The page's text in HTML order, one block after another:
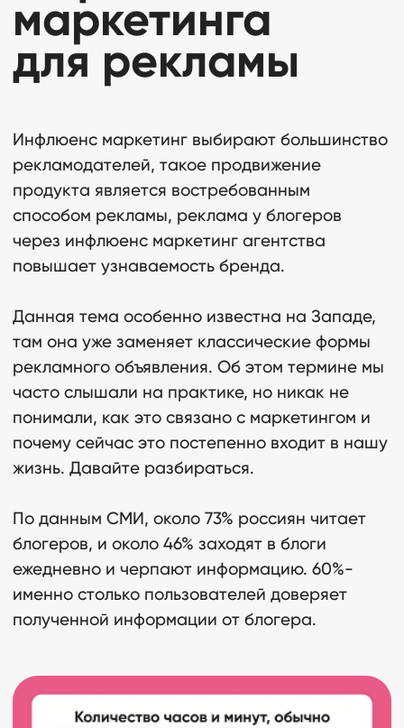
Инфлюенс маркетинг выбирают большинство
рекламодателей, такое продвижение
продукта является востребованным
способом рекламы, реклама у блогеров
через инфлюенс маркетинг агентства
повышает узнаваемость бренда.
Данная тема особенно известна на Западе,
там она уже заменяет классические формы
рекламного объявления. Об этом термине мы
часто слышали на практике, но никак не
понимали, как это связано с маркетингом и
почему сейчас это постепенно входит в нашу
жизнь. Давайте разбираться.
По данным СМИ, около 73% россиян читает
блогеров, и около 46% заходят в блоги
ежедневно и черпают информацию. 60%-
именно столько пользователей доверяет
полученной информации от блогера.